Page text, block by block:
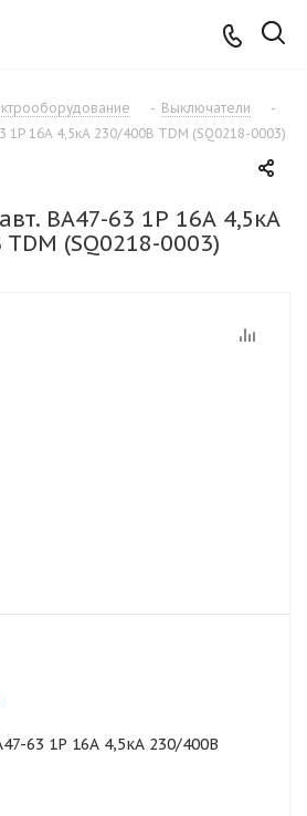
- Выключатели
-
1Р 16А 4,5кА 230/400B TDM (SQ0218-0003)
ВА47-63 1Р 16А 4,5кА
(SQ0218-0003)
63 1Р 16А 4,5кА 230/400B